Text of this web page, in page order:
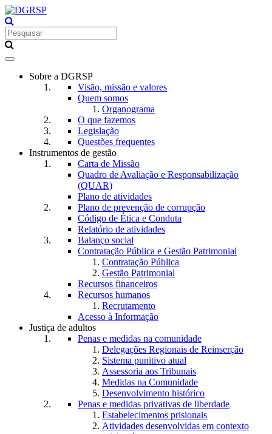
Toggle
navigationSobre a DGRSP
Visão, missão e valores
Quem somos
Organograma
O que fazemos
Legislação
Questões frequentes
Instrumentos de gestão
Carta de Missão
Quadro de Avaliação e Responsabilização
(QUAR)
Plano de atividades
Plano de prevenção de corrupção
Código de Ética e Conduta
Relatório de atividades
Balanço social
Contratação Pública e Gestão Patrimonial
Contratação Pública
Gestão Patrimonial
Recursos financeiros
Recursos humanos
Recrutamento
Acesso à Informação
Justiça de adultos
Penas e medidas na comunidade
Delegações Regionais de Reinserção
Sistema punitivo atual
Assessoria aos Tribunais
Medidas na Comunidade
Desenvolvimento histórico
Penas e medidas privativas de liberdade
Estabelecimentos prisionais
Atividades desenvolvidas em contexto